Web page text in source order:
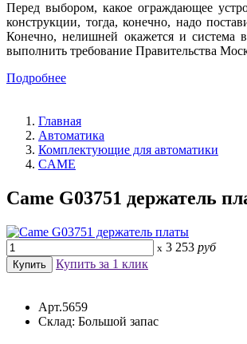
Перед выбором, какое ограждающее
конструкции, тогда, конечно, надо
Конечно, нелишней окажется и система
выполнить требование Правительства
Подробнее
Главная
Автоматика
Комплектующие для автоматики
CAME
Came G03751 держатель
x 3 253 руб
Купить за 1 клик
Арт.5659
Склад: Большой запас